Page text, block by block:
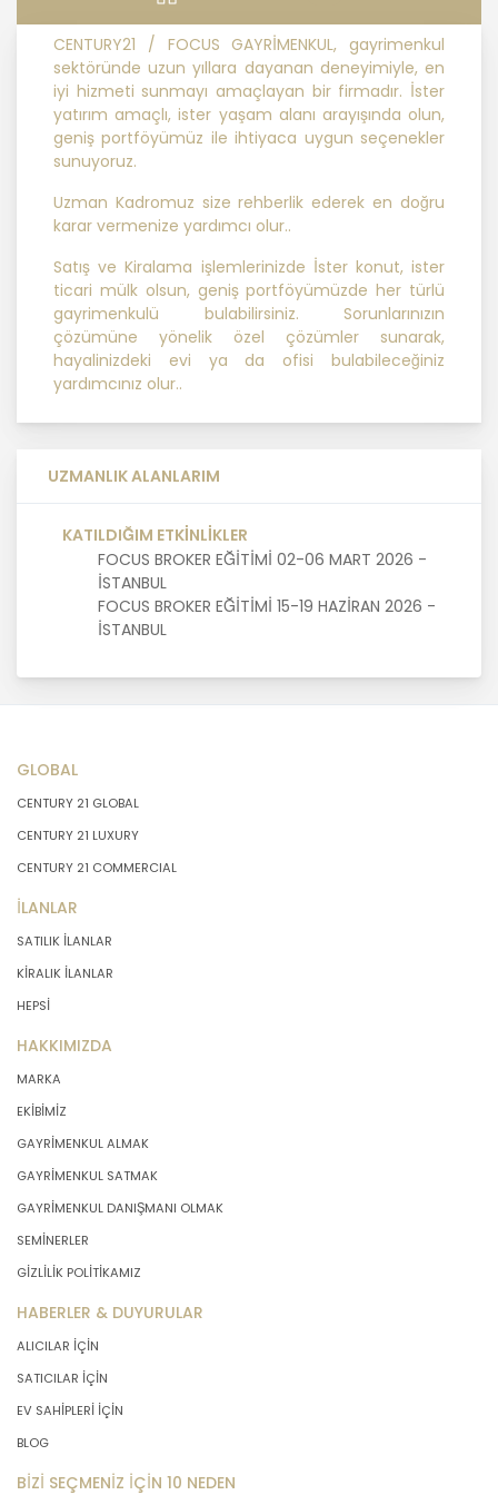
1. Hukuka ve Dürüstlük Kuralına Uygun
Kişisel Veri İşleme Faaliyetlerinde
Bulunma
MASTERTURK FRANCHİSİNG
GAYRİMENKUL SATIŞ VE PAZARLAMA
A.Ş..; kişisel verilerin işlenmesi
dürüstlük kurallarına uygun hareket
etmekle yükümlüdür. Bu kapsamda,
orantılılık gereklilikleri dikkate
alınacakve kişisel verileri işleme
amacı dışında kullanmayacaktır.
2. Kişisel Verilerin Doğru ve
Sağlama
MASTERTURK FRANCHİSİNG
GAYRİMENKUL SATIŞ VE PAZARLAMA
A.Ş. kişisel veri sahiplerinin temel
haklarını ve kendi meşru
menfaatlerini dikkate alarak işlediği
olmasını sağlamakla ve bu
doğrultuda gerekli tedbirleri almak
3. Belirli, Açık ve Meşru Amaçlarla
İşleme
MASTERTURK FRANCHİSİNG
A.Ş. kişisel verilerin hangi amaçla
işleneceğini belirlemekle ve bu
sunmakla yükümlüdür. Kişisel veriler
amaçlar dışında işlenmeyecektir..
4. İşlendikleri Amaçla Bağlantılı, Sınırlı
ve Ölçülü Olma
MASTERTURK FRANCHİSİNG
GAYRİMENKUL SATIŞ VE PAZARLAMA
amaçların gerçekleştirilmesine
elverişli bir biçimde işleyecek ve
amacın gerçekleştirilmesi ile ilgili
olmayan veya ihtiyaç duyulmayan
kişisel verilerin işlenmesinden
CENTURY21 / FOCUS GAYRİMENKUL, gayrimenkul
sektöründe uzun yıllara dayanan deneyimiyle, en
iyi hizmeti sunmayı amaçlayan bir firmadır. İster
yatırım amaçlı, ister yaşam alanı arayışında olun,
geniş portföyümüz ile ihtiyaca uygun seçenekler
sunuyoruz.
Uzman Kadromuz size rehberlik ederek en doğru
karar vermenize yardımcı olur..
Satış ve Kiralama işlemlerinizde İster konut, ister
ticari mülk olsun, geniş portföyümüzde her türlü
gayrimenkulü bulabilirsiniz. Sorunlarınızın
çözümüne yönelik özel çözümler sunarak,
hayalinizdeki evi ya da ofisi bulabileceğiniz
yardımcınız olur..
UZMANLIK ALANLARIM
KATILDIĞIM ETKİNLİKLER
FOCUS BROKER EĞİTİMİ 02-06 MART 2026 -
İSTANBUL
FOCUS BROKER EĞİTİMİ 15-19 HAZİRAN 2026 -
İSTANBUL
GLOBAL
CENTURY 21 GLOBAL
CENTURY 21 LUXURY
CENTURY 21 COMMERCIAL
İLANLAR
SATILIK İLANLAR
KİRALIK İLANLAR
HEPSİ
HAKKIMIZDA
MARKA
EKİBİMİZ
GAYRİMENKUL ALMAK
GAYRİMENKUL SATMAK
GAYRİMENKUL DANIŞMANI OLMAK
SEMİNERLER
GİZLİLİK POLİTİKAMIZ
HABERLER & DUYURULAR
ALICILAR İÇİN
SATICILAR İÇİN
EV SAHİPLERİ İÇİN
BLOG
BİZİ SEÇMENİZ İÇİN 10 NEDEN